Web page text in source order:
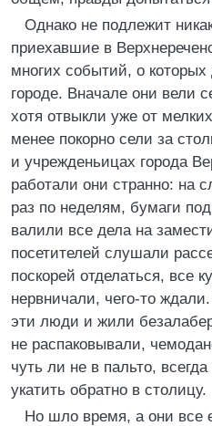
Однако не подлежит
приехавшие в
многих событий, о
городе. Вначале они вели
хотя отвыкли уже от
менее покорно сели за
и учрежденьицах города
работали они странно: на
раз по неделям, бумаги
валили все дела на
посетителей слушали
поскорей отделаться, все
нервничали, чего-то
эти люди и жили
не распаковывали,
чуть ли не в пальто,
укатить обратно в столицу.
Но шло время, а они все